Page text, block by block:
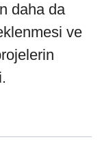
daha da
ve